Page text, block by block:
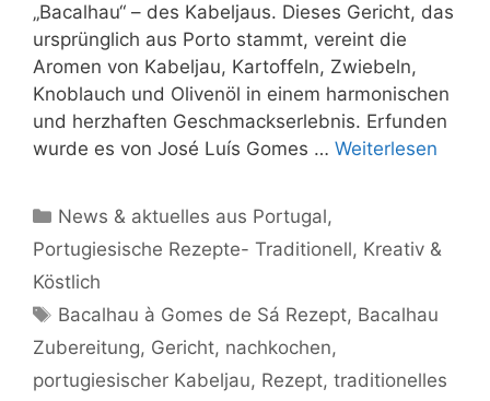
„Bacalhau“ – des Kabeljaus. Dieses Gericht, das
ursprünglich aus Porto stammt, vereint die
Aromen von Kabeljau, Kartoffeln, Zwiebeln,
Knoblauch und Olivenöl in einem harmonischen
und herzhaften Geschmackserlebnis. Erfunden
wurde es von José Luís Gomes … Weiterlesen
Kategorien
News & aktuelles aus Portugal,
Portugiesische Rezepte- Traditionell, Kreativ &
Köstlich
Schlagwörter
Bacalhau à Gomes de Sá Rezept, Bacalhau
Zubereitung, Gericht, nachkochen,
portugiesischer Kabeljau, Rezept, traditionelles